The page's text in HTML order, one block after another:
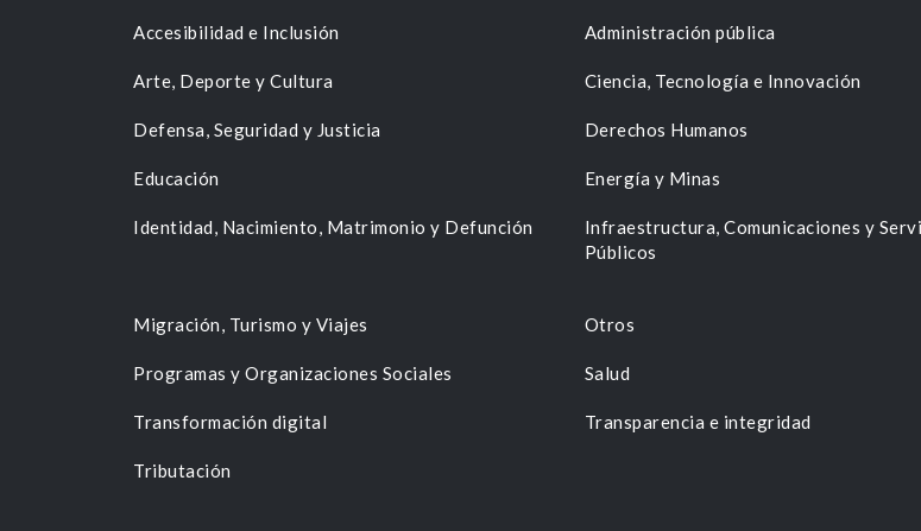
Accesibilidad e Inclusión Administración pública
Arte, Deporte y Cultura Ciencia, Tecnología e Innovación
Defensa, Seguridad y Justicia Derechos Humanos
Educación Energía y Minas
Identidad, Nacimiento, Matrimonio y Defunción
Infraestructura, Comunicaciones y
Públicos
Migración, Turismo y Viajes Otros
Programas y Organizaciones Sociales Salud
Transformación digital Transparencia e integridad
Tributación